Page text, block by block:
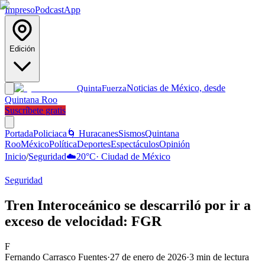
ImpresoPodcastApp
Edición
QuintaFuerzaNoticias de México, desde
Quintana Roo
Suscríbete gratis
PortadaPoliciaca 🌀 HuracanesSismosQuintana
RooMéxicoPolíticaDeportesEspectáculosOpinión
Inicio/Seguridad☁️20°C· Ciudad de México
Seguridad
Tren Interoceánico se descarriló por ir a
exceso de velocidad: FGR
F
Fernando Carrasco Fuentes·27 de enero de 2026·3 min de lectura